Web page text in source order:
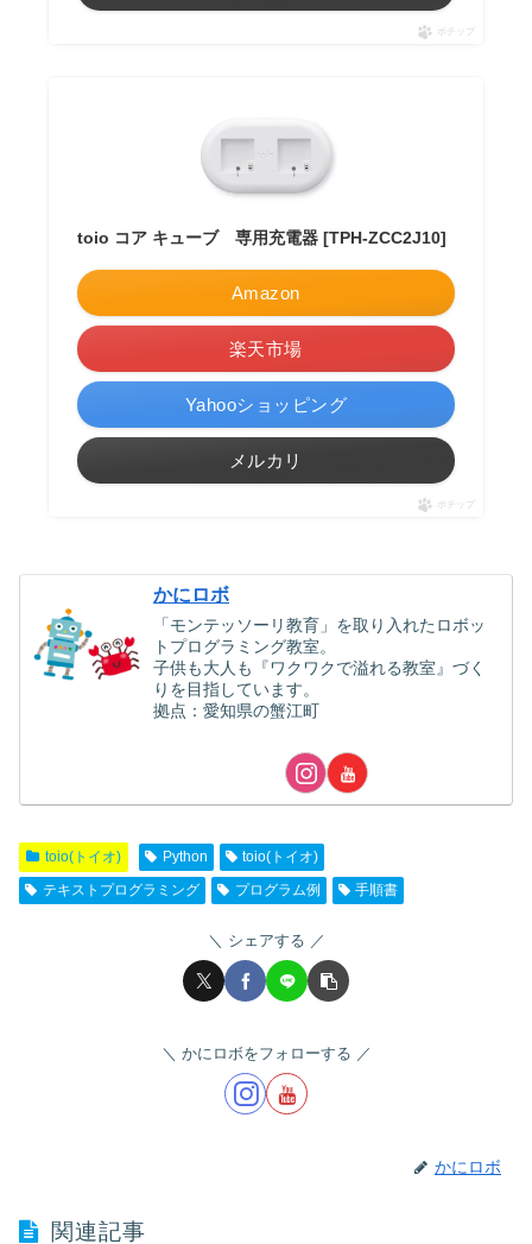
ポチップ
toio コア キューブ 専用充電器 [TPH-ZCC2J10]
Amazon
楽天市場
Yahooショッピング
メルカリ
ポチップ
かにロボ
「モンテッソーリ教育」を取り入れたロボッ
トプログラミング教室。
子供も大人も『ワクワクで溢れる教室』づく
りを目指しています。
拠点：愛知県の蟹江町
toio(トイオ) Python
toio(トイオ)
テキストプログラミング
プログラム例 手順書
シェアする
かにロボをフォローする
かにロボ
関連記事